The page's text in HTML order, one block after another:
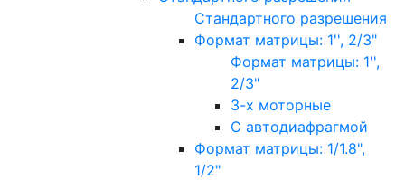
Стандартного разрешения
Формат матрицы: 1'', 2/3"
Формат матрицы: 1'',
2/3"
3-х моторные
С автодиафрагмой
Формат матрицы: 1/1.8",
1/2"